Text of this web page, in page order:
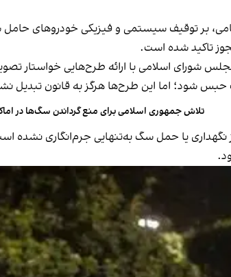
بر توقیف سیستمی و فیزیکی خودروهای
تاکید شده است.
از نمایندگان مجلس شورای اسلامی با ارائه
شود؛ اما این طرح‌ها هرگز به قانون تبدیل
تلاش جمهوری اسلامی برای منع گرداندن سگ‌ها در
نگهداری یا حمل سگ به‌تنهایی جرم‌انگاری نشده